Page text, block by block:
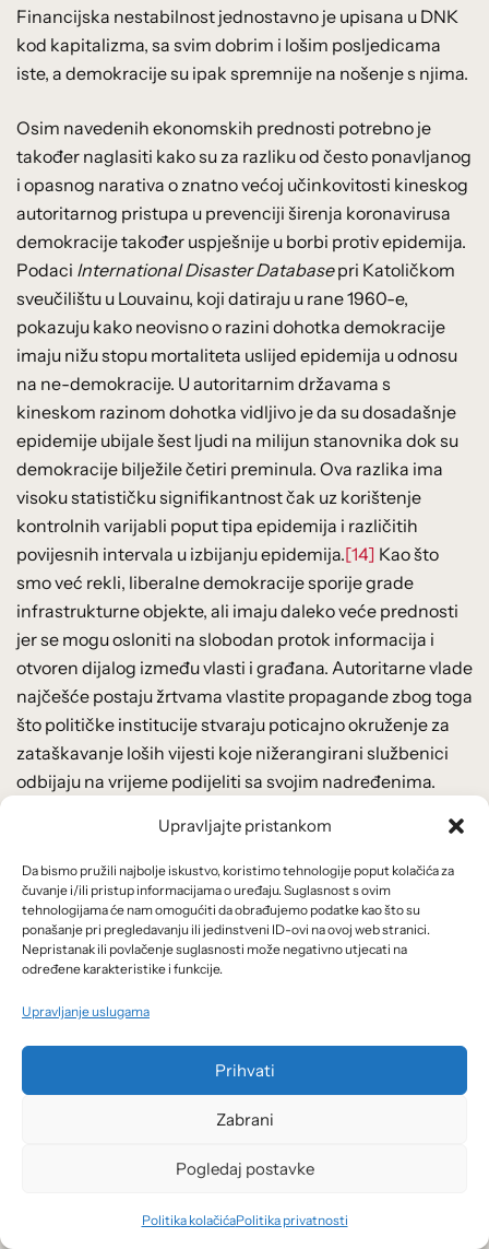
Upravljajte pristankom
Da bismo pružili najbolje iskustvo, koristimo tehnologije poput kolačića za
čuvanje i/ili pristup informacijama o uređaju. Suglasnost s ovim
tehnologijama će nam omogućiti da obrađujemo podatke kao što su
ponašanje pri pregledavanju ili jedinstveni ID-ovi na ovoj web stranici.
Nepristanak ili povlačenje suglasnosti može negativno utjecati na
određene karakteristike i funkcije.
Upravljanje uslugama
Prihvati
Zabrani
Pogledaj postavke
Politika kolačićaPolitika privatnosti
Financijska nestabilnost jednostavno je upisana u DNK
kod kapitalizma, sa svim dobrim i lošim posljedicama
iste, a demokracije su ipak spremnije na nošenje s njima.
Osim navedenih ekonomskih prednosti potrebno je
također naglasiti kako su za razliku od često ponavljanog
i opasnog narativa o znatno većoj učinkovitosti kineskog
autoritarnog pristupa u prevenciji širenja koronavirusa
demokracije također uspješnije u borbi protiv epidemija.
Podaci International Disaster Databasepri Katoličkom
sveučilištu u Louvainu, koji datiraju u rane 1960-e,
pokazuju kako neovisno o razini dohotka demokracije
imaju nižu stopu mortaliteta uslijed epidemija u odnosu
na ne-demokracije. U autoritarnim državama s
kineskom razinom dohotka vidljivo je da su dosadašnje
epidemije ubijale šest ljudi na milijun stanovnika dok su
demokracije bilježile četiri preminula. Ova razlika ima
visoku statističku signifikantnost čak uz korištenje
kontrolnih varijabli poput tipa epidemija i različitih
povijesnih intervala u izbijanju epidemija.[14] Kao što
smo već rekli, liberalne demokracije sporije grade
infrastrukturne objekte, ali imaju daleko veće prednosti
jer se mogu osloniti na slobodan protok informacija i
otvoren dijalog između vlasti i građana. Autoritarne vlade
najčešće postaju žrtvama vlastite propagande zbog toga
što političke institucije stvaraju poticajno okruženje za
zataškavanje loših vijesti koje nižerangirani službenici
odbijaju na vrijeme podijeliti sa svojim nadređenima.
katastrofe s obzirom da takvo postupanje u pravilu ima
prohibitivno visoke troškove u autokracijama.
Autokracije ne samo da ograničavaju protok informacija,
već također proganjaju kritičare i pronalaze politički
prigodne krivce.
Za razliku od takvog scenarija, u slučaju epidemije ili
koliko su pojedine vladine
politike funkcionalne i dobre za nošenje s kriznom
situacijom. Dobro informirani i motivirani građani koji
učinkovitiji su u nošenju s krizom u odnosu na situaciju u
informiranom i sumnjičavom populacijom.